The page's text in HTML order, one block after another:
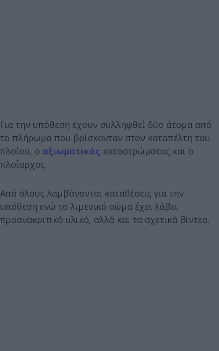
Για την υπόθεση έχουν συλληφθεί δύο άτομα από
το πλήρωμα που βρίσκονταν στον καταπέλτη του
πλοίου, ο αξιωματικός καταστρώματος και ο
πλοίαρχος.
Από όλους λαμβάνονται καταθέσεις για την
υπόθεση ενώ το λιμενικό σώμα έχει λάβει
προανακριτικό υλικό, αλλά και τα σχετικά βίντεο.